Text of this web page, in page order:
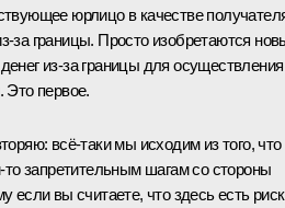
юрлицо в качестве
за границы. Просто изобретаются
из-за границы для осуществления
Это первое.
всё-таки мы исходим из того, что
то запретительным шагам со стороны
если вы считаете, что здесь есть